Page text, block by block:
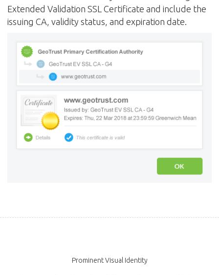
Extended Validation SSL Certificate and include the
issuing CA, validity status, and expiration date.
Prominent Visual Identity